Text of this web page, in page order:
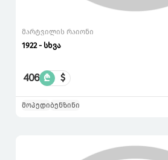
მარტვილის რაიონი
1922 - სხვა
406 ₾ $
მოპედიბენზინი